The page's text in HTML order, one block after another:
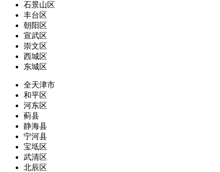
石景山区
丰台区
朝阳区
宣武区
崇文区
西城区
东城区
全天津市
和平区
河东区
蓟县
静海县
宁河县
宝坻区
武清区
北辰区